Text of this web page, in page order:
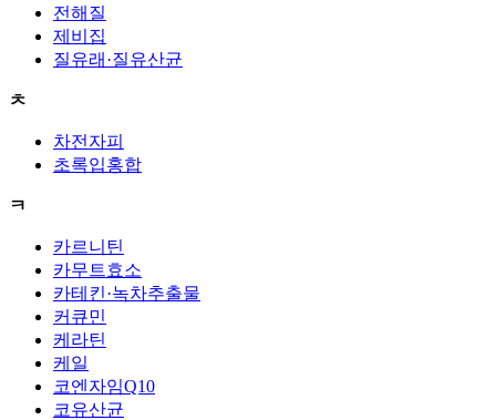
전해질
제비집
질유래·질유산균
ㅊ
차전자피
초록입홍합
ㅋ
카르니틴
카무트효소
카테킨·녹차추출물
커큐민
케라틴
케일
코엔자임Q10
코유산균